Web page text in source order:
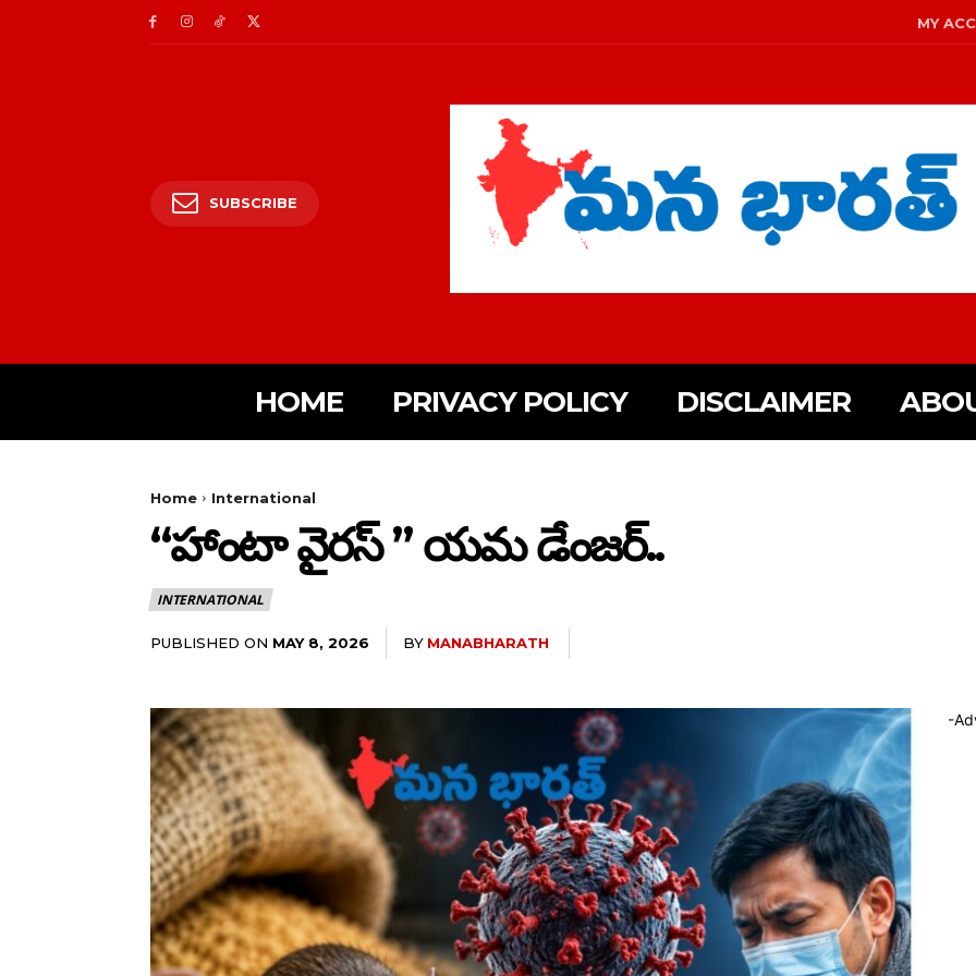
MY
SUBSCRIBE
HOME PRIVACY POLICY DISCLAIMER
Home International
“హాంటా వైరస్ ” యమ డేంజర్..
INTERNATIONAL
PUBLISHED ON MAY 8, 2026 BY MANABHARATH
-